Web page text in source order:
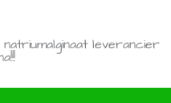
leverancier